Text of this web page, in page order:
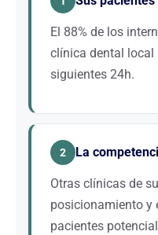
El 88% de los
clínica dental
siguientes 24h.
Si su clínica no
automáticamente a
están buscando.
2 La
Otras clínicas de
posicionamiento y
pacientes